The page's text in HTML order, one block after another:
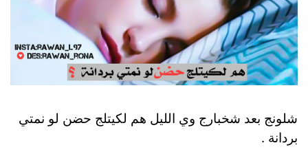
شلونج بعد شخبارج وي الليل هم لكيتلج حضن لو نمتي
بردانة .